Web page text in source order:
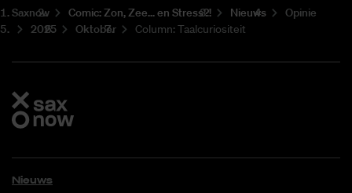
Saxnow Co­mic: Zon, Zee... en Stress?! Nieuws
Opinie
2025
Oktober Column: Taalcuriositeit
Nieuws